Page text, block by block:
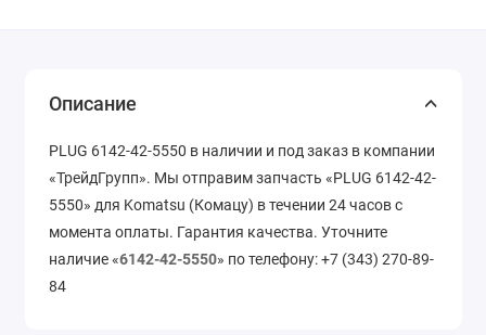
Описание
PLUG 6142-42-5550 в наличии и под заказ в компании
«ТрейдГрупп». Мы отправим запчасть «PLUG 6142-42-
5550» для Komatsu (Комацу) в течении 24 часов с
момента оплаты. Гарантия качества. Уточните
наличие «6142-42-5550» по телефону: +7 (343) 270-89-
84